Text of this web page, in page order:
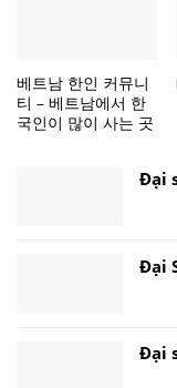
베트남 한인 커뮤니
티 – 베트남에서 한
국인이 많이 사는 곳
Đại
Đại
Đại